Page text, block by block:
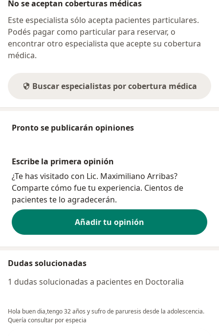
No se aceptan coberturas médicas
Este especialista sólo acepta pacientes particulares.
Podés pagar como particular para reservar, o
encontrar otro especialista que acepte su cobertura
médica.
Buscar especialistas por cobertura médica
Pronto se publicarán opiniones
Escribe la primera opinión
¿Te has visitado con Lic. Maximiliano Arribas?
Comparte cómo fue tu experiencia. Cientos de
pacientes te lo agradecerán.
Añadir tu opinión
Dudas solucionadas
1 dudas solucionadas a pacientes en Doctoralia
Hola buen dia,tengo 32 años y sufro de paruresis desde la adolescencia.
Quería consultar por especia